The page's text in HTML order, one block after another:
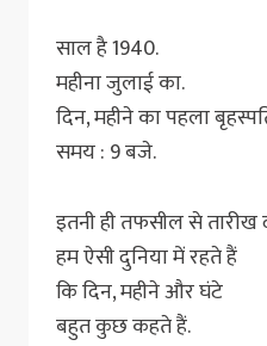
साल है 1940.
महीना जुलाई का.
दिन, महीने का पहला
समय : 9 बजे.
इतनी ही तफसील से तारीख
हम ऐसी दुनिया में रहते हैं
कि दिन, महीने और घंटे
बहुत कुछ कहते हैं.